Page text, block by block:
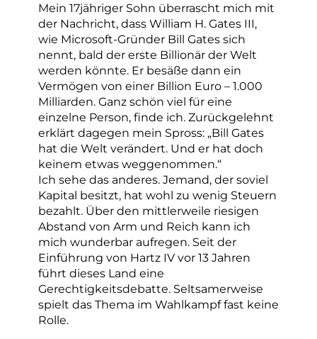
Mein 17jähriger Sohn überrascht mich mit
der Nachricht, dass William H. Gates III,
wie Microsoft-Gründer Bill Gates sich
nennt, bald der erste Billionär der Welt
werden könnte. Er besäße dann ein
Vermögen von einer Billion Euro – 1.000
Milliarden. Ganz schön viel für eine
einzelne Person, finde ich. Zurückgelehnt
erklärt dagegen mein Spross: „Bill Gates
hat die Welt verändert. Und er hat doch
keinem etwas weggenommen.“
Ich sehe das anderes. Jemand, der soviel
Kapital besitzt, hat wohl zu wenig Steuern
bezahlt. Über den mittlerweile riesigen
Abstand von Arm und Reich kann ich
mich wunderbar aufregen. Seit der
Einführung von Hartz IV vor 13 Jahren
führt dieses Land eine
Gerechtigkeitsdebatte. Seltsamerweise
spielt das Thema im Wahlkampf fast keine
Rolle.